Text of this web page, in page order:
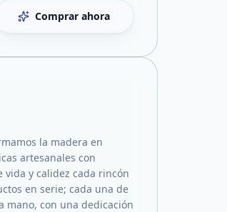
Comprar ahora
la madera en
artesanales con
y calidez cada rincón
en serie; cada una de
mano, con una dedicación